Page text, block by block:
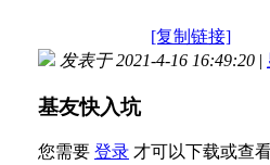
[复制链接]
发表于 2021-4-16 16:49:20 |
基友快入坑
您需要 登录 才可以下载或查